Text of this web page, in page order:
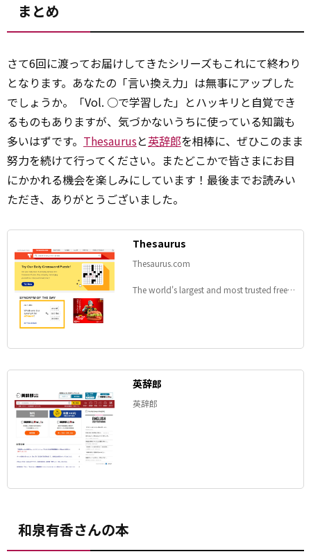
まとめ
さて6回に渡ってお届けしてきたシリーズもこれにて終わり
となります。あなたの「言い換え力」は無事にアップした
でしょうか。「Vol. ○で学習した」とハッキリと自覚でき
るものもありますが、気づかないうちに使っている知識も
多いはずです。 Thesaurusと英辞郎を相棒に、ぜひこのまま
努力を続けて行ってください。またどこかで皆さまにお目
にかかれる機会を楽しみにしています！最後までお読みい
ただき、ありがとうございました。
Thesaurus
Thesaurus.com
The world's largest and most trusted free
英辞郎
英辞郎
和泉有香さんの本